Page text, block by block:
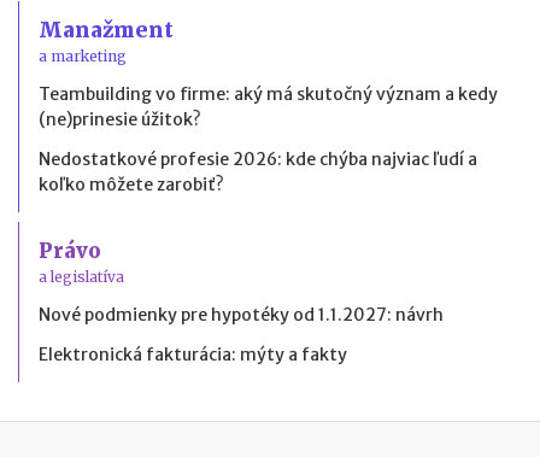
Manažment
a marketing
Teambuilding vo firme: aký má skutočný význam a kedy
(ne)prinesie úžitok?
Nedostatkové profesie 2026: kde chýba najviac ľudí a
koľko môžete zarobiť?
Právo
a legislatíva
Nové podmienky pre hypotéky od 1.1.2027: návrh
Elektronická fakturácia: mýty a fakty